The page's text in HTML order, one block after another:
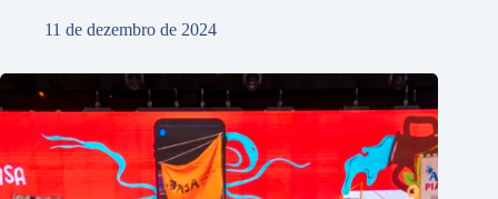
11 de dezembro de 2024